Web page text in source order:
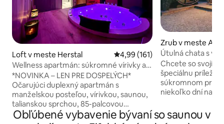
Loft v meste Herstal Priemerné ohodnotenie 4,99 z
4,99 (161)
Wellness apartmán: súkromné vírivky a
sauny
*NOVINKA – LEN PRE DOSPELÝCH*
Očarujúci duplexný apartmán s
manželskou posteľou, vírivkou, saunou,
talianskou sprchou, 85-palcovou
inteligentnou televíziou a vyhradeným
Zrub v meste
Útulná chata s
úžasnom regióne
Chcete so svojím
špeciálnu
súkromnom
niekoľko dní na
novo postavenej
veľkou (krytou)
Obľúbené vybavenie bývaní so saunou v